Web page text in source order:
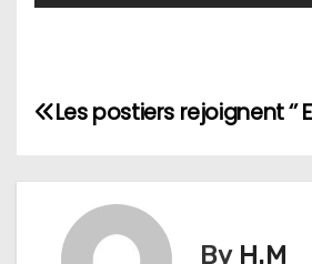
NLes postiers rejoignent ‘’ EL
By H.M